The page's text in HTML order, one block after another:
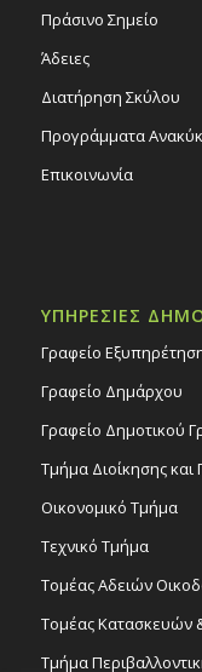
Πράσινο Σημείο
Άδειες
Διατήρηση Σκύλου
Προγράμματα
Επικοινωνία
ΥΠΗΡΕΣΙΕΣ
Γραφείο
Γραφείο Δημάρχου
Γραφείο Δημοτικού
Τμήμα Διοίκησης
Οικονομικό Τμήμα
Τεχνικό Τμήμα
Τομέας Αδειών
Τομέας Κατασκευών
Τμήμα